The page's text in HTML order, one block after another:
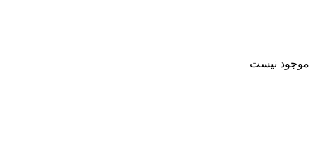
موجود نیست